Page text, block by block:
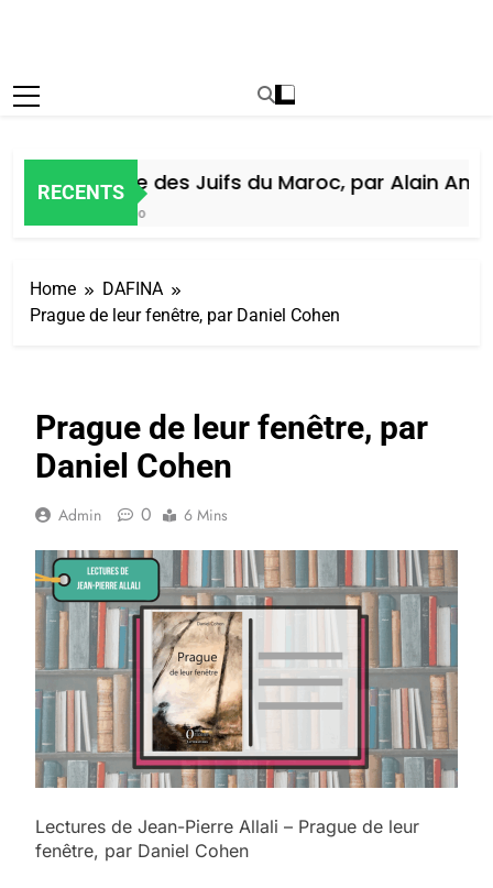
RECENTS
Histoire des Juifs du Maroc, par Alain Amiel
Home
DAFINA
Prague de leur fenêtre, par Daniel Cohen
Prague de leur fenêtre, par
Daniel Cohen
Admin 0 6 Mins
Lectures de Jean-Pierre Allali – Prague de leur
fenêtre, par Daniel Cohen